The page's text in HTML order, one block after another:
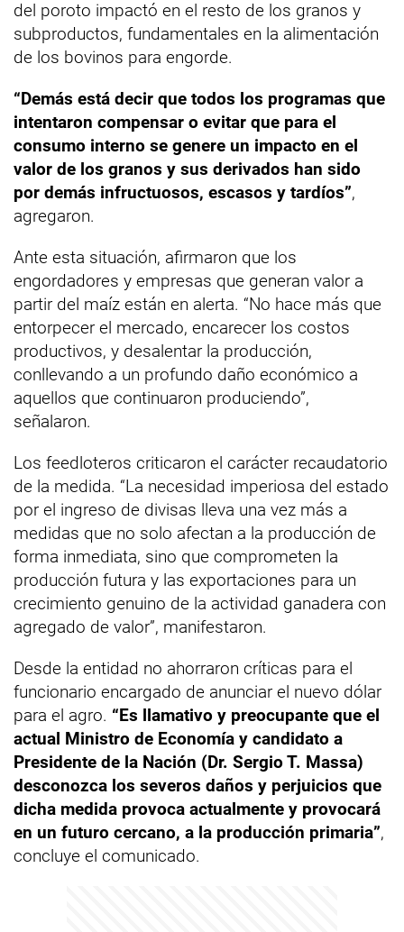
del poroto impactó en el resto de los granos y
subproductos, fundamentales en la alimentación
de los bovinos para engorde.
“Demás está decir que todos los programas que
intentaron compensar o evitar que para el
consumo interno se genere un impacto en el
valor de los granos y sus derivados han sido
por demás infructuosos, escasos y tardíos”,
agregaron.
Ante esta situación, afirmaron que los
engordadores y empresas que generan valor a
partir del maíz están en alerta. “No hace más que
entorpecer el mercado, encarecer los costos
productivos, y desalentar la producción,
conllevando a un profundo daño económico a
aquellos que continuaron produciendo”,
señalaron.
Los feedloteros criticaron el carácter recaudatorio
de la medida. “La necesidad imperiosa del estado
por el ingreso de divisas lleva una vez más a
medidas que no solo afectan a la producción de
forma inmediata, sino que comprometen la
producción futura y las exportaciones para un
crecimiento genuino de la actividad ganadera con
agregado de valor”, manifestaron.
Desde la entidad no ahorraron críticas para el
funcionario encargado de anunciar el nuevo dólar
para el agro. “Es llamativo y preocupante que el
actual Ministro de Economía y candidato a
Presidente de la Nación (Dr. Sergio T. Massa)
desconozca los severos daños y perjuicios que
dicha medida provoca actualmente y provocará
en un futuro cercano, a la producción primaria”,
concluye el comunicado.